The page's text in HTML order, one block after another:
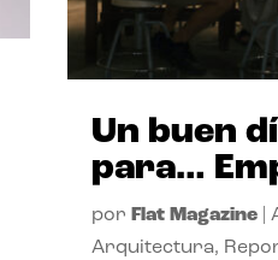
Un buen
para…
por Flat Magazine|
Arquitectura,